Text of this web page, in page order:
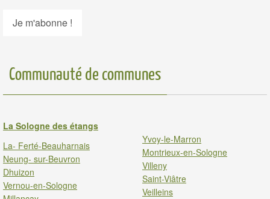
Communauté de communes
La Sologne des étangs
La- Ferté-Beauharnais
Neung- sur-Beuvron
Dhuizon
Vernou-en-Sologne
Yvoy-le-Marron
Montrieux-en-Sologne
Villeny
Saint-Viâtre
Veilleins